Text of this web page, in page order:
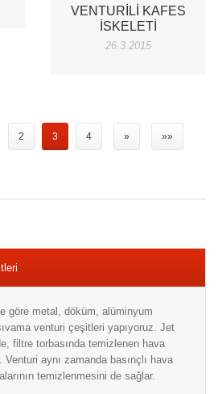
VENTURILI KAFES
İSKELETI
26.3.2015
2 3 4 » »»
göre metal, döküm, alüminyum
venturi çeşitleri yapıyoruz. Jet
filtre torbasında temizlenen hava
Venturi aynı zamanda basınçlı hava
temizlenmesini de sağlar.